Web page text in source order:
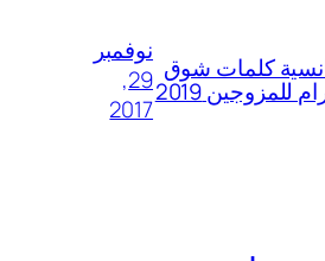
كلمات شوق
2019
نوفمبر
29,
2017